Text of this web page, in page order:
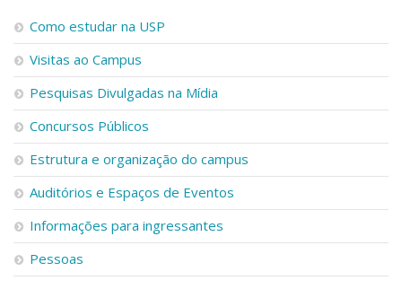
Como estudar na USP
Visitas ao Campus
Pesquisas Divulgadas na Mídia
Concursos Públicos
Estrutura e organização do campus
Auditórios e Espaços de Eventos
Informações para ingressantes
Pessoas